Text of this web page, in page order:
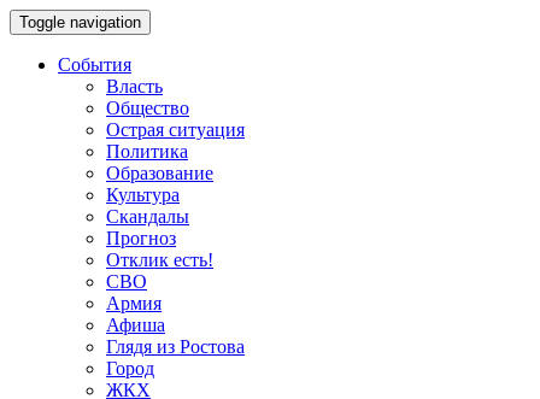
Toggle navigation
События
Власть
Общество
Острая ситуация
Политика
Образование
Культура
Скандалы
Прогноз
Отклик есть!
СВО
Армия
Афиша
Глядя из Ростова
Город
ЖКХ